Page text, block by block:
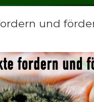
und